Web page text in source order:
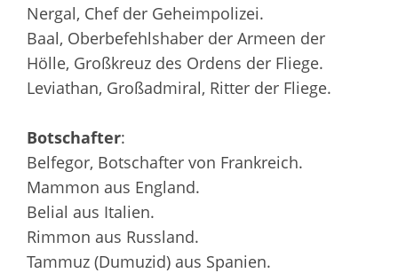
Nergal, Chef der Geheimpolizei.
Baal, Oberbefehlshaber der Armeen der
Hölle, Großkreuz des Ordens der Fliege.
Leviathan, Großadmiral, Ritter der Fliege.
Botschafter:
Belfegor, Botschafter von Frankreich.
Mammon aus England.
Belial aus Italien.
Rimmon aus Russland.
Tammuz (Dumuzid) aus Spanien.